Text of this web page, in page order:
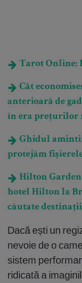
Tarot Online:
Cât
anterioară de
în era prețurilor
Ghidul
protejăm
Hilton
hotel Hilton la
căutate
Dacă ești un
nevoie de o
sistem
ridicată a